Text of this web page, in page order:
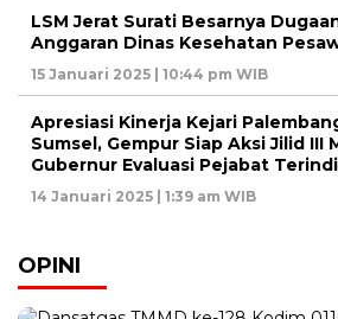
LSM Jerat Surati Besarnya
Anggaran Dinas Kesehatan
15 Januari 2025 | 10:44 pm WIB
Apresiasi Kinerja Kejari
Sumsel, Gempur Siap Aksi Jilid III
Gubernur Evaluasi Pejabat
14 Januari 2025 | 1:39 am WIB
OPINI